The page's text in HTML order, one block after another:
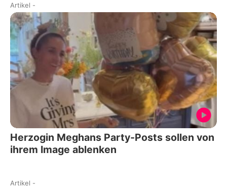
Artikel -
Herzogin Meghans Party-Posts sollen von
ihrem Image ablenken
Artikel -